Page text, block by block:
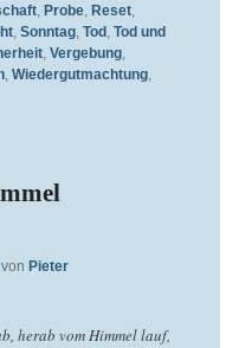
, Probe, Reset,
, Sonntag, Tod, Tod und
, Vergebung,
, Wiedergutmachtung,
von Pieter
herab vom Himmel lauf,